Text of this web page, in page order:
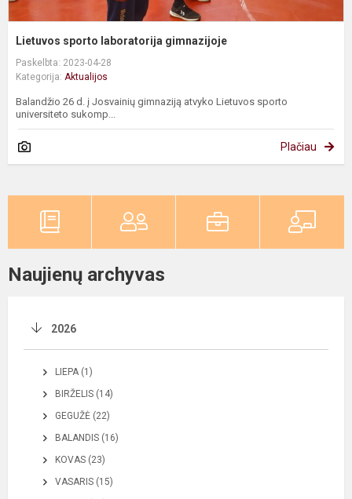
Lietuvos sporto laboratorija gimnazijoje
Paskelbta: 2023-04-28
Kategorija: Aktualijos
Balandžio 26 d. į Josvainių gimnaziją atvyko Lietuvos sporto
universiteto sukomp...
Plačiau
Naujienų archyvas
2026
LIEPA (1)
BIRŽELIS (14)
GEGUŽĖ (22)
BALANDIS (16)
KOVAS (23)
VASARIS (15)